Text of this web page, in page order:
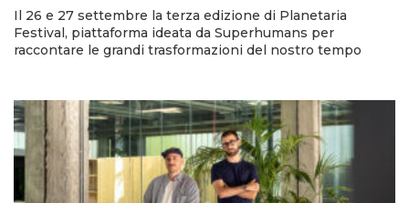
Il 26 e 27 settembre la terza edizione di Planetaria
Festival, piattaforma ideata da Superhumans per
raccontare le grandi trasformazioni del nostro tempo